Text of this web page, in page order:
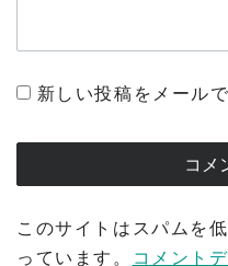
新しい投稿をメール
このサイトはスパムを
っています。
コメント